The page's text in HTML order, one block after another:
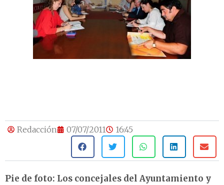
Redacción 07/07/2011 16:45
Pie de foto: Los concejales del Ayuntamiento y